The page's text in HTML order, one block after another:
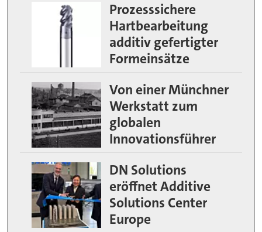
Prozesssichere
Hartbearbeitung
additiv gefertigter
Formeinsätze
Von einer Münchner
Werkstatt zum
globalen
Innovationsführer
DN Solutions
eröffnet Additive
Solutions Center
Europe